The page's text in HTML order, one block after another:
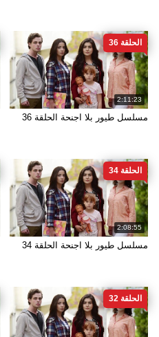
2:11:23
الحلقة 36
مسلسل طيور بلا اجنحة الحلقة 36
2:08:55
الحلقة 34
مسلسل طيور بلا اجنحة الحلقة 34
الحلقة 32